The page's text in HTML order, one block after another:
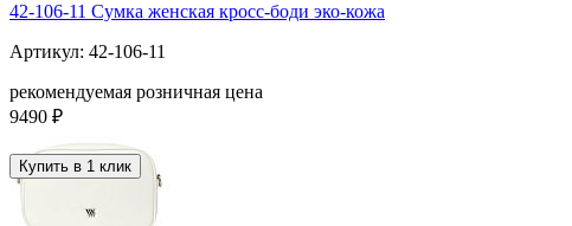
42-106-11 Сумка женская кросс-боди эко-кожа
Артикул: 42-106-11
рекомендуемая розничная цена
9490 ₽
Купить в 1 клик